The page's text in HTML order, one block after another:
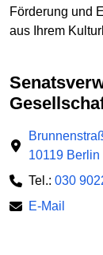
Förderung und
aus Ihrem
Senatsverwaltung für Kultur und
10119 Berlin
Tel.: 030
E-Mail